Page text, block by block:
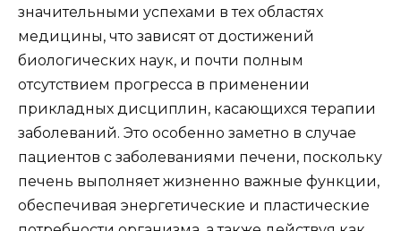
значительными успехами в тех областях
медицины, что зависят от достижений
биологических наук, и почти полным
отсутствием прогресса в применении
прикладных дисциплин, касающихся терапии
заболеваний. Это особенно заметно в случае
пациентов с заболеваниями печени, поскольку
печень выполняет жизненно важные функции,
обеспечивая энергетические и пластические